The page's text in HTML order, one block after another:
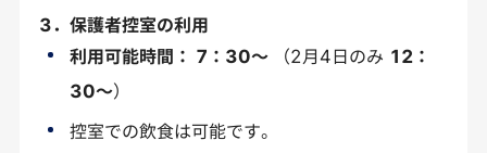
3．保護者控室の利用
利用可能時間： 7：30～
（2月4日のみ 12：
30～）
控室での飲食は可能です。